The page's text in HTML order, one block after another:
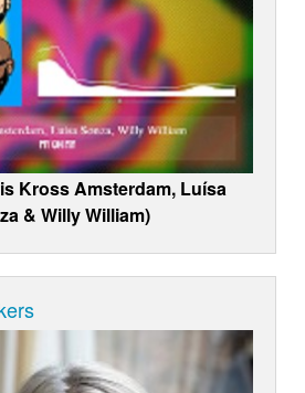
Kross Amsterdam, Luísa
& Willy William)